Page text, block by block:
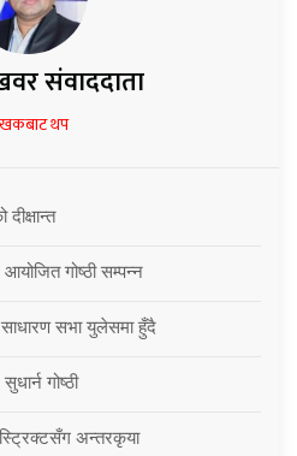
संवाददाता
थप
गोष्ठी सम्पन्न
सभा युलेसमा हुँदै
गोष्ठी
अन्तरकृया